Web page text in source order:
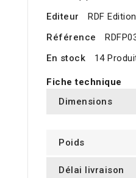
Editeur
RDF
Référence
En stock
14
Fiche technique
Dimensions
Poids
Délai livraison